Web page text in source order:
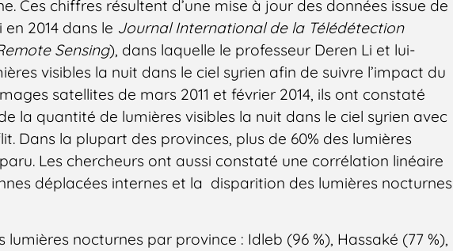
Ces chiffres résultent d’une mise à jour des données issue de
2014 dans le Journal International de la Télédétection
Sensing), dans laquelle le professeur Deren Li et lui-
visibles la nuit dans le ciel syrien afin de suivre l’impact du
satellites de mars 2011 et février 2014, ils ont constaté
la quantité de lumières visibles la nuit dans le ciel syrien avec
Dans la plupart des provinces, plus de 60% des lumières
Les chercheurs ont aussi constaté une corrélation linéaire
déplacées internes et la disparition des lumières nocturnes
nocturnes par province : Idleb (96 %), Hassaké (77 %),